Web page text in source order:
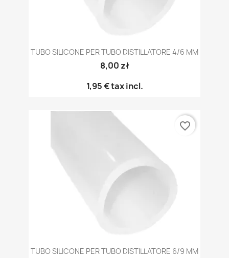
TUBO SILICONE PER TUBO DISTILLATORE 4/6 MM
8,00 zł
1,95 €tax incl.
TUBO SILICONE PER TUBO DISTILLATORE 6/9 MM
favorite_border